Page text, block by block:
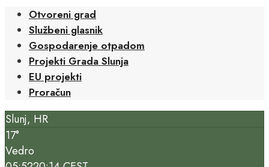
Otvoreni grad
Službeni glasnik
Gospodarenje otpadom
Projekti Grada Slunja
EU projekti
Proračun
Slunj, HR
17°
Vedro